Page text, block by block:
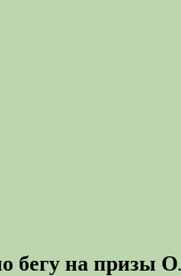
бегу на призы